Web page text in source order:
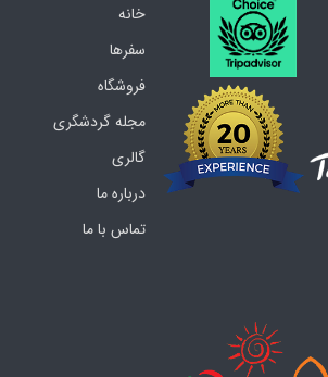
خانه
سفرها
فروشگاه
مجله گردشگری
گالری
درباره ما
تماس با ما